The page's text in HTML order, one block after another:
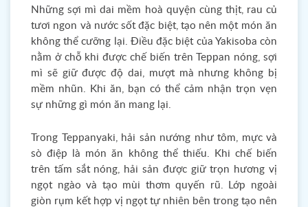
Những sợi mì dai mềm hoà quyện cùng thịt, rau củ
tươi ngon và nước sốt đặc biệt, tạo nên một món ăn
không thể cưỡng lại. Điều đặc biệt của Yakisoba còn
nằm ở chỗ khi được chế biến trên Teppan nóng, sợi
mì sẽ giữ được độ dai, mượt mà nhưng không bị
mềm nhũn. Khi ăn, bạn có thể cảm nhận trọn vẹn
sự những gì món ăn mang lại.
Trong Teppanyaki, hải sản nướng như tôm, mực và
sò điệp là món ăn không thể thiếu. Khi chế biến
trên tấm sắt nóng, hải sản được giữ trọn hương vị
ngọt ngào và tạo mùi thơm quyến rũ. Lớp ngoài
giòn rụm kết hợp vị ngọt tự nhiên bên trong tạo nên